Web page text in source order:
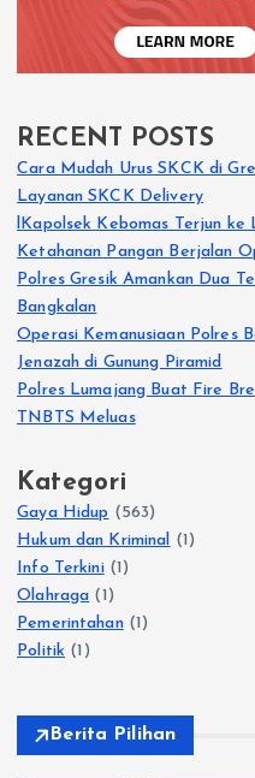
RECENT POSTS
Cara Mudah Urus SKCK di
Layanan SKCK Delivery
lKapolsek Kebomas Terjun
Ketahanan Pangan Berjalan
Polres Gresik Amankan Dua
Bangkalan
Operasi Kemanusiaan Polres
Jenazah di Gunung Piramid
Polres Lumajang Buat Fire
TNBTS Meluas
Kategori
Gaya Hidup (563)
Hukum dan Kriminal (1)
Info Terkini(1)
Olahraga (1)
Pemerintahan(1)
Politik (1)
Berita Pilihan